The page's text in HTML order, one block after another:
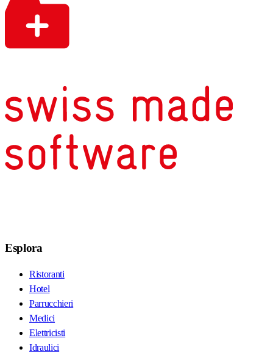
Esplora
Ristoranti
Hotel
Parrucchieri
Medici
Elettricisti
Idraulici